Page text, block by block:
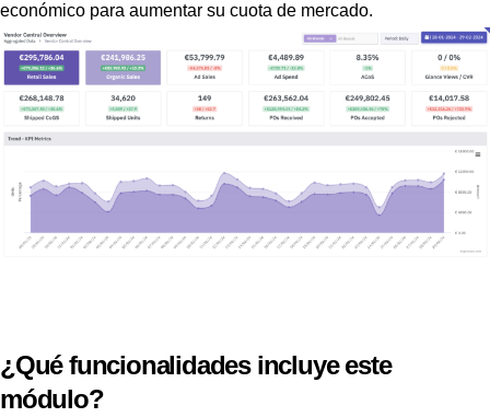
económico para aumentar su cuota de mercado.
¿Qué funcionalidades incluye este
módulo?